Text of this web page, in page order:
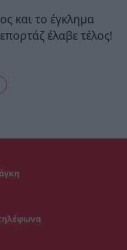
και το έγκλημα
έλαβε τέλος!